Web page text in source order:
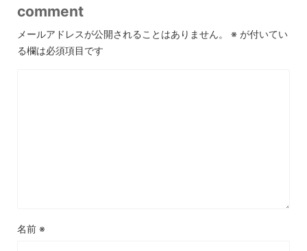
comment
メールアドレスが公開されることはありません。 ※ が付いてい
る欄は必須項目です
名前 ※